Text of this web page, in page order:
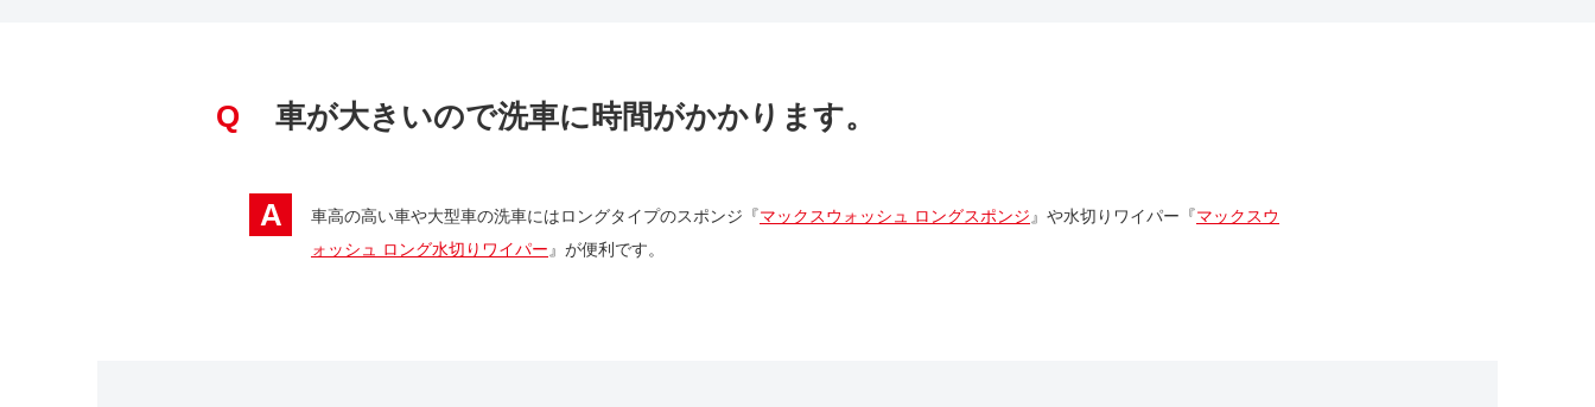
Q 車が大きいので洗車に時間がかかります。
A 車高の高い車や大型車の洗車にはロングタイプのスポンジ『マックスウォッシュ ロングスポンジ 』や水切りワイパー『マックスウ
ォッシュ ロング水切りワイパー 』が便利です。